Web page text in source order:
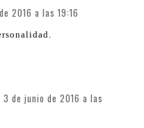
2016 a las 19:16
3 de junio de 2016 a las